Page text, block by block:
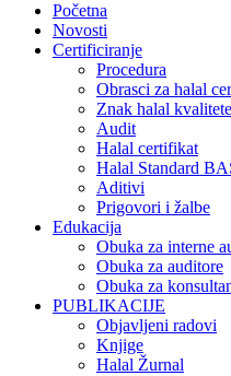
Početna
Novosti
Certificiranje
Procedura
Obrasci za halal
Znak halal kvalitete
Audit
Halal certifikat
Halal Standard
Aditivi
Prigovori i žalbe
Edukacija
Obuka za interne
Obuka za auditore
Obuka za
PUBLIKACIJE
Objavljeni radovi
Knjige
Halal Žurnal